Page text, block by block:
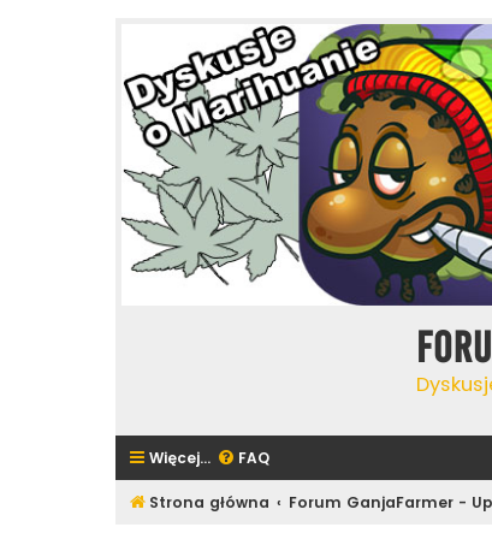
Więcej… FAQ
Strona główna Forum GanjaFarmer -